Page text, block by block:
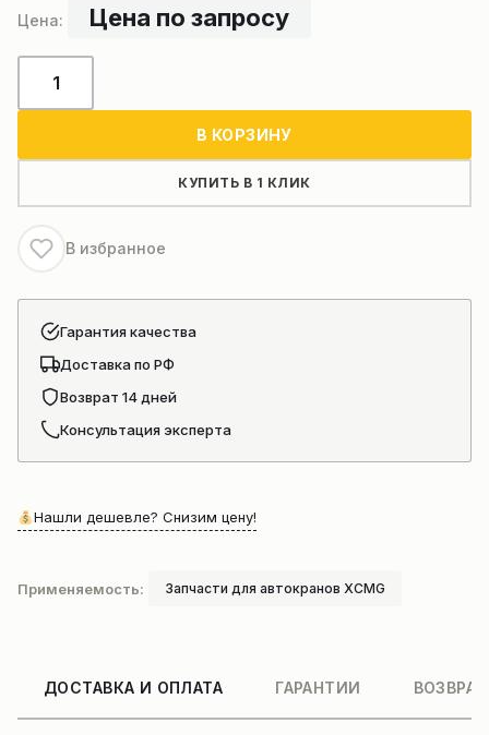
Цена по запросу
товара
XCMG
QY25K
В КОРЗИНУ
КУПИТЬ В 1 КЛИК
В избранное
Гарантия качества
Доставка по РФ
Возврат 14 дней
Консультация эксперта
Нашли дешевле? Снизим цену!
Применяемость: Запчасти для автокранов XCMG
ДОСТАВКА И ОПЛАТА ГАРАНТИИ